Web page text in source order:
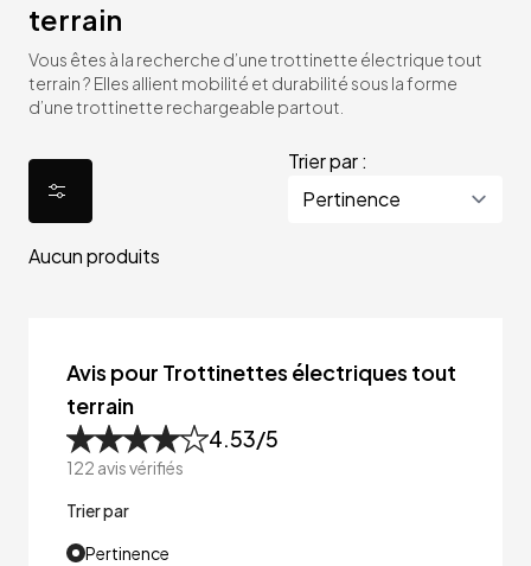
terrain
Vous êtes à la recherche d’une trottinette électrique tout
terrain ? Elles allient mobilité et durabilité sous la forme
d’une trottinette rechargeable partout.
Trier par :
Aucun produits
Avis pour Trottinettes électriques tout
terrain
4.53/5
122 avis vérifiés
Trier par
Pertinence